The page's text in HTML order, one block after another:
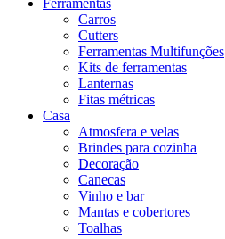
Carros
Cutters
Ferramentas Multifunções
Kits de ferramentas
Lanternas
Fitas métricas
Casa
Atmosfera e velas
Brindes para cozinha
Decoração
Canecas
Vinho e bar
Mantas e cobertores
Toalhas